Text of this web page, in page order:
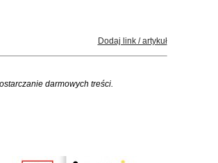
Dodaj link / artykuł
darmowych treści.